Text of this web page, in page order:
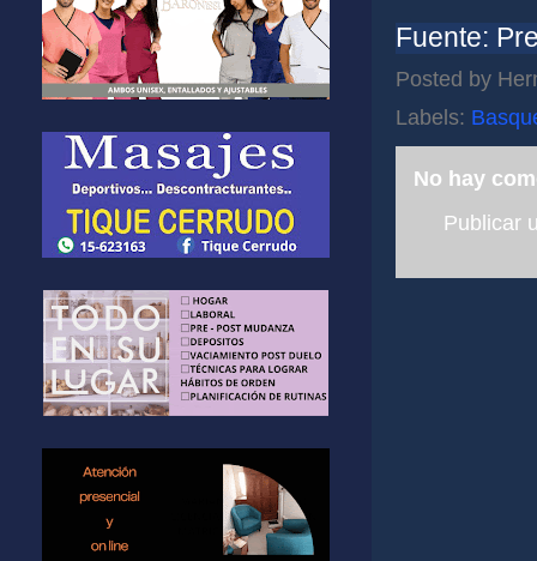
Fuente:
Posted by
Labels:
No hay
Publicar